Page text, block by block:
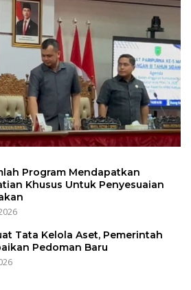
Program Mendapatkan
Khusus Untuk Penyesuaian
Tata Kelola Aset, Pemerintah
Pedoman Baru